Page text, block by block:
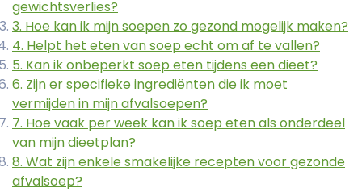
gewichtsverlies?
3. Hoe kan ik mijn soepen zo gezond mogelijk maken?
4. Helpt het eten van soep echt om af te vallen?
5. Kan ik onbeperkt soep eten tijdens een dieet?
6. Zijn er specifieke ingrediënten die ik moet
vermijden in mijn afvalsoepen?
7. Hoe vaak per week kan ik soep eten als onderdeel
van mijn dieetplan?
8. Wat zijn enkele smakelijke recepten voor gezonde
afvalsoep?